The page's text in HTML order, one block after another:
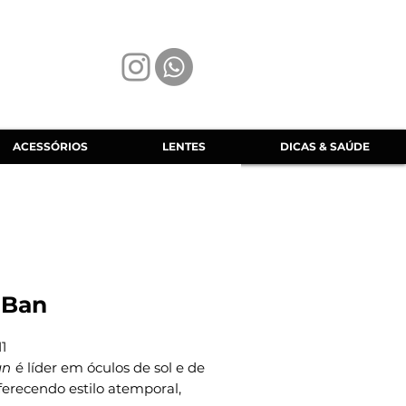
ACESSÓRIOS LENTES DICAS & SAÚDE
é líder em óculos de sol e de
estilo atemporal,